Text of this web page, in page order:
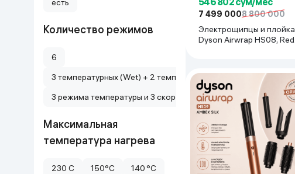
есть
Количество режимов
6
3 температурных (Wet) + 2 температурных (Dry) + Boost
3 режима температуры и 3 скорости воздуха
Максимальная
температура нагрева
230 С 150°C 140 °C
7 499 0008 800 000
Электрощипцы и плойка
Dyson Airwrap HS08, Red